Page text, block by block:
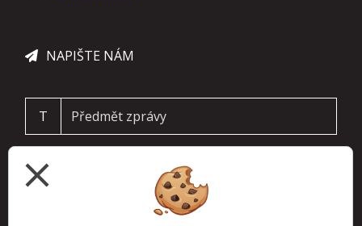
NAPIŠTE NÁM
T
close